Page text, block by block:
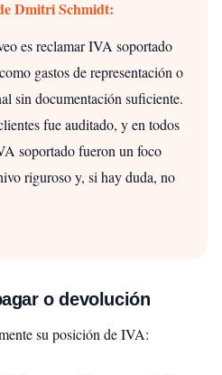
Dmitri Schmidt:
es reclamar IVA soportado
gastos de representación o
sin documentación suficiente.
fue auditado, y en todos
soportado fueron un foco
riguroso y, si hay duda, no
o devolución
su posición de IVA: